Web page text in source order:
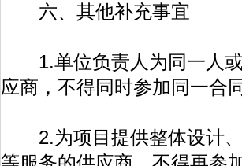
六、其他补充事宜
1.单位负责人为同一人或
应商，不得同时参加同一合
2.为项目提供整体设计、